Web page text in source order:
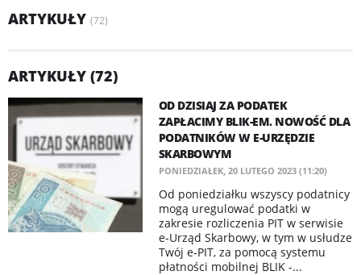
ARTYKUŁY (72)
ARTYKUŁY (72)
OD DZISIAJ ZA PODATEK
ZAPŁACIMY BLIK-EM. NOWOŚĆ DLA
PODATNIKÓW W E-URZĘDZIE
SKARBOWYM
PONIEDZIAŁEK, 20 LUTEGO 2023 (11:20)
Od poniedziałku wszyscy podatnicy
mogą uregulować podatki w
zakresie rozliczenia PIT w serwisie
e-Urząd Skarbowy, w tym w usłudze
Twój e-PIT, za pomocą systemu
płatności mobilnej BLIK -...